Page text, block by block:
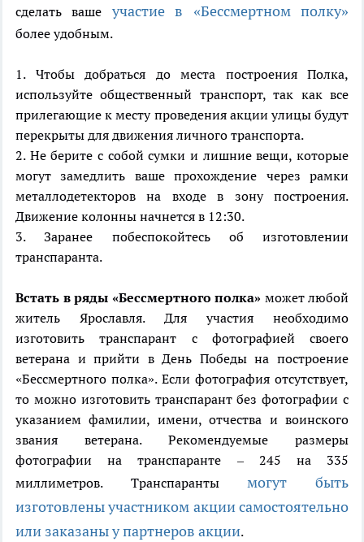
сделать ваше участие в «Бессмертном полку»
более удобным.
1. Чтобы добраться до места построения Полка,
используйте общественный транспорт, так как все
прилегающие к месту проведения акции улицы будут
перекрыты для движения личного транспорта.
2. Не берите с собой сумки и лишние вещи, которые
могут замедлить ваше прохождение через рамки
металлодетекторов на входе в зону построения.
Движение колонны начнется в 12:30.
3. Заранее побеспокойтесь об изготовлении
транспаранта.
Встать в ряды «Бессмертного полка» может любой
житель Ярославля. Для участия необходимо
изготовить транспарант c фотографией своего
ветерана и прийти в День Победы на построение
«Бессмертного полка». Если фотография отсутствует,
то можно изготовить транспарант без фотографии с
указанием фамилии, имени, отчества и воинского
звания ветерана. Рекомендуемые размеры
фотографии на транспаранте – 245 на 335
миллиметров. Транспарантымогут быть
изготовлены участником акции самостоятельно
или заказаны у партнеров акции.